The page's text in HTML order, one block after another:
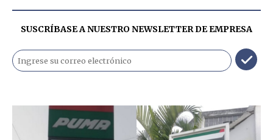
SUSCRÍBASE A NUESTRO NEWSLETTER DEEMPRESA